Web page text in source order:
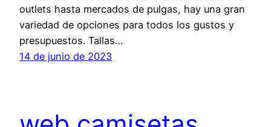
outlets hasta mercados de pulgas, hay una gran
variedad de opciones para todos los gustos y
presupuestos. Tallas…
14 de junio de 2023